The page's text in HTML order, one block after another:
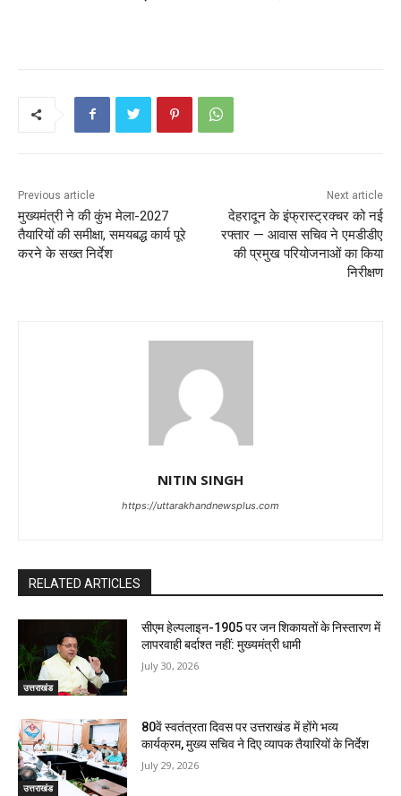
Previous article
मुख्यमंत्री ने की कुंभ मेला-2027
तैयारियों की समीक्षा, समयबद्ध कार्य पूरे
करने के सख्त निर्देश
Next article
देहरादून के इंफ्रास्ट्रक्चर को नई
रफ्तार — आवास सचिव ने एमडीडीए
की प्रमुख परियोजनाओं का किया
निरीक्षण
NITIN SINGH
https://uttarakhandnewsplus.com
RELATED ARTICLES
उत्तराखंड
सीएम हेल्पलाइन-1905 पर जन शिकायतों के निस्तारण में
लापरवाही बर्दाश्त नहीं: मुख्यमंत्री धामी
July 30, 2026
उत्तराखंड
80वें स्वतंत्रता दिवस पर उत्तराखंड में होंगे भव्य
कार्यक्रम, मुख्य सचिव ने दिए व्यापक तैयारियों के निर्देश
July 29, 2026